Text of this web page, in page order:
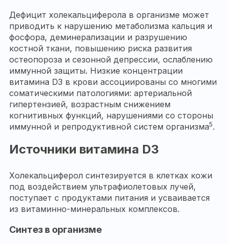
Дефицит холекальциферола в организме может
приводить к нарушению метаболизма кальция и
фосфора, деминерализации и разрушению
костной ткани, повышению риска развития
остеопороза и сезонной депрессии, ослаблению
иммунной защиты. Низкие концентрации
витамина D3 в крови ассоциированы со многими
соматическими патологиями: артериальной
гипертензией, возрастным снижением
когнитивных функций, нарушениями со стороны
иммунной и репродуктивной систем организма5.
Источники витамина D3
Холекальциферол синтезируется в клетках кожи
под воздействием ультрафиолетовых лучей,
поступает с продуктами питания и усваивается
из витаминно-минеральных комплексов.
Синтез в организме